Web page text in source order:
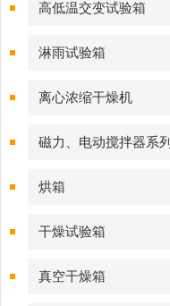
高低温交变试验箱
淋雨试验箱
离心浓缩干燥机
磁力、电动搅拌器系列
烘箱
干燥试验箱
真空干燥箱